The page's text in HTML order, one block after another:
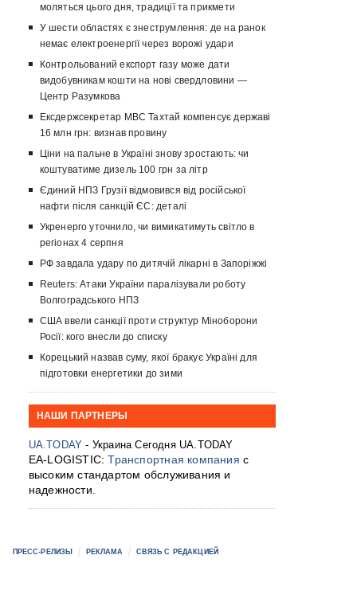
моляться цього дня, традиції та прикмети
У шести областях є знеструмлення: де на ранок
немає електроенергії через ворожі удари
Контрольований експорт газу може дати
видобувникам кошти на нові свердловини —
Центр Разумкова
Ексдержсекретар МВС Тахтай компенсує державі
16 млн грн: визнав провину
Ціни на пальне в Україні знову зростають: чи
коштуватиме дизель 100 грн за літр
Єдиний НПЗ Грузії відмовився від російської
нафти після санкцій ЄС: деталі
Укренерго уточнило, чи вимикатимуть світло в
регіонах 4 серпня
РФ завдала удару по дитячій лікарні в Запоріжжі
Reuters: Атаки України паралізували роботу
Волгоградського НПЗ
США ввели санкції проти структур Міноборони
Росії: кого внесли до списку
Корецький назвав суму, якої бракує Україні для
підготовки енергетики до зими
НАШИ ПАРТНЕРЫ
UA.TODAY - Украина Сегодня UA.TODAY
EA-LOGISTIC:Транспортная компания с
высоким стандартом обслуживания и
надежности.
ПРЕСС-РЕЛИЗЫ РЕКЛАМА СВЯЗЬ С РЕДАКЦИЕЙ